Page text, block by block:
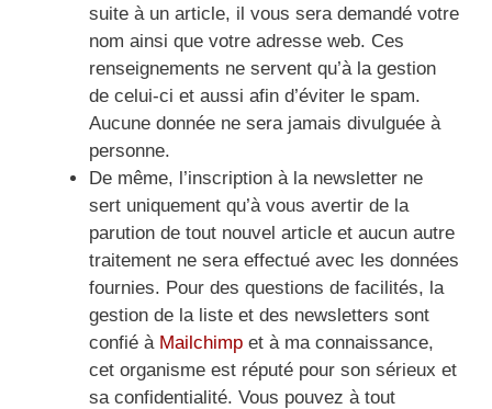
suite à un article, il vous sera demandé votre
nom ainsi que votre adresse web. Ces
renseignements ne servent qu’à la gestion
de celui-ci et aussi afin d’éviter le spam.
Aucune donnée ne sera jamais divulguée à
personne.
De même, l’inscription à la newsletter ne
sert uniquement qu’à vous avertir de la
parution de tout nouvel article et aucun autre
traitement ne sera effectué avec les données
fournies. Pour des questions de facilités, la
gestion de la liste et des newsletters sont
confié à Mailchimp et à ma connaissance,
cet organisme est réputé pour son sérieux et
sa confidentialité. Vous pouvez à tout